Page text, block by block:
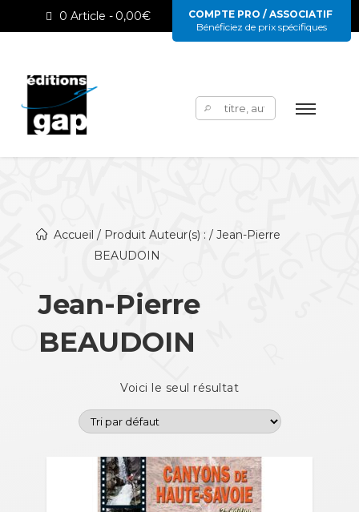
0 Article 0,00€
COMPTE PRO / ASSOCIATIF
Bénéficiez de prix spécifiques
Rechercher :
Accueil / Produit Auteur(s) : / Jean-Pierre
BEAUDOIN
Jean-Pierre
BEAUDOIN
Voici le seul résultat